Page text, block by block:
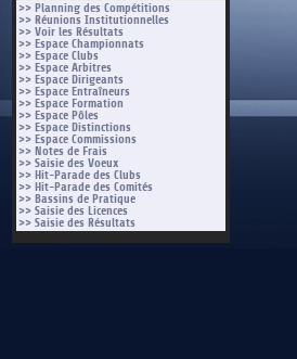
>> Planning des Compétitions
>> Réunions Institutionnelles
>> Voir les Résultats
>> Espace Championnats
>> Espace Clubs
>> Espace Arbitres
>> Espace Dirigeants
>> Espace Entraîneurs
>> Espace Formation
>> Espace Pôles
>> Espace Distinctions
>> Espace Commissions
>> Notes de Frais
>> Saisie des Voeux
>> Hit-Parade des Clubs
>> Hit-Parade des Comités
>> Bassins de Pratique
>> Saisie des Licences
>> Saisie des Résultats